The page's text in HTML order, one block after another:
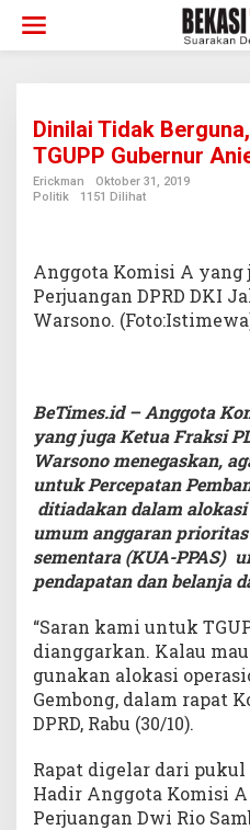
konten
Dinilai Tidak
TGUPP Gubernur
Erickman
Oktober 31, 2019
Politik
1151 Dilihat
Anggota Komisi A yang
Perjuangan DPRD DKI
Warsono.
BeTimes.id – Anggota
yang juga Ketua Fraksi
Warsono menegaskan,
untuk Percepatan
ditiadakan dalam
umum anggaran
sementara (KUA-PPAS)
pendapatan dan belanja
“Saran kami untuk
dianggarkan. Kalau
gunakan alokasi
Gembong, dalam rapat
DPRD, Rabu (30/10).
Rapat digelar dari pukul
Hadir Anggota Komisi
Perjuangan Dwi Rio